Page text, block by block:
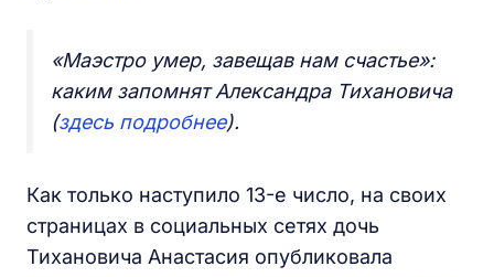
«Маэстро умер, завещав нам счастье»:
каким запомнят Александра Тихановича
(здесь подробнее).
Как только наступило 13-е число, на своих
страницах в социальных сетях дочь
Тихановича Анастасия опубликовала